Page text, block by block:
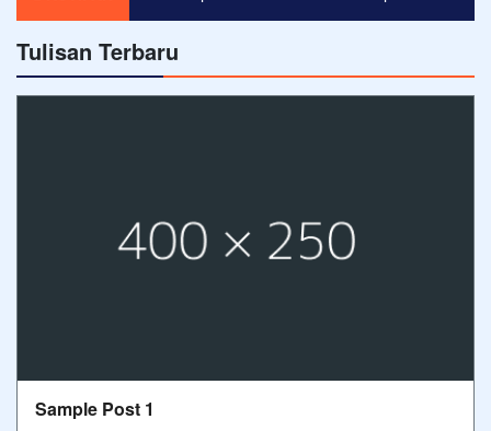
Tulisan Terbaru
Sample Post 1